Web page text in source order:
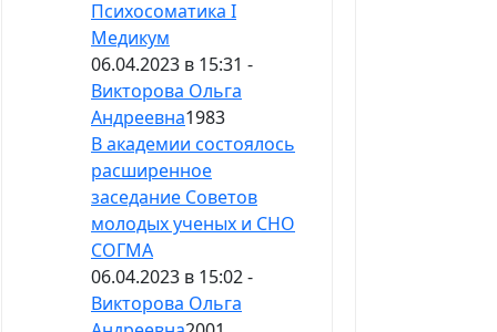
Психосоматика I
Медикум
06.04.2023 в 15:31 -
Викторова Ольга
Андреевна1983
В академии состоялось
расширенное
заседание Советов
молодых ученых и СНО
СОГМА
06.04.2023 в 15:02 -
Викторова Ольга